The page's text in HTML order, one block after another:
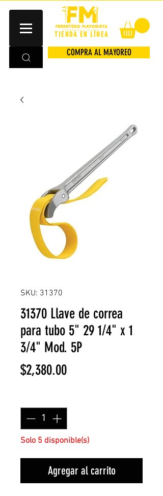
TIENDA EN LÍNEA
COMPRA AL MAYOREO
SKU: 31370
31370 Llave de correa
para tubo 5" 29 1/4" x 1
3/4" Mod. 5P
$2,380.00Precio
Solo 5 disponible(s)
Agregar al carrito